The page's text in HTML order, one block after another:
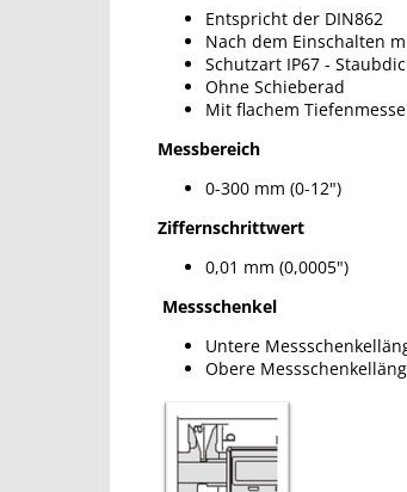
Entspricht der DIN862
Nach dem Einschalten
Schutzart IP67 -
Ohne Schieberad
Mit flachem
Messbereich
0-300 mm (0-12")
Ziffernschrittwert
0,01 mm (0,0005")
Messschenkel
Untere
Obere